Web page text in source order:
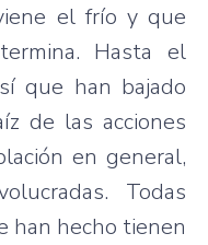
el frío y que
Hasta el
que han bajado
de las acciones
en general,
Todas
han hecho tienen